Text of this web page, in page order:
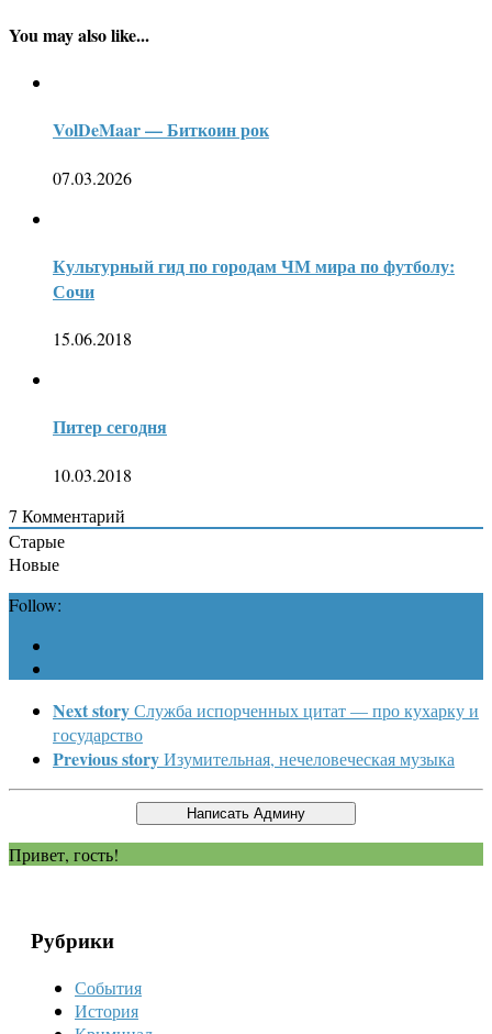
You may also like...
VolDeMaar — Биткоин рок
07.03.2026
Культурный гид по городам ЧМ мира по футболу:
Сочи
15.06.2018
Питер сегодня
10.03.2018
7 Комментарий
Старые
Новые
Follow:
Next storyСлужба испорченных цитат — про кухарку и
государство
Previous storyИзумительная, нечеловеческая музыка
Привет, гость!
Рубрики
События
История